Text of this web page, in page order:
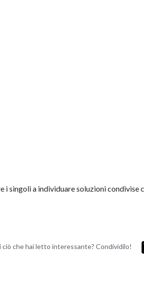
i singoli a individuare soluzioni
ciò che hai letto interessante? Condividilo!